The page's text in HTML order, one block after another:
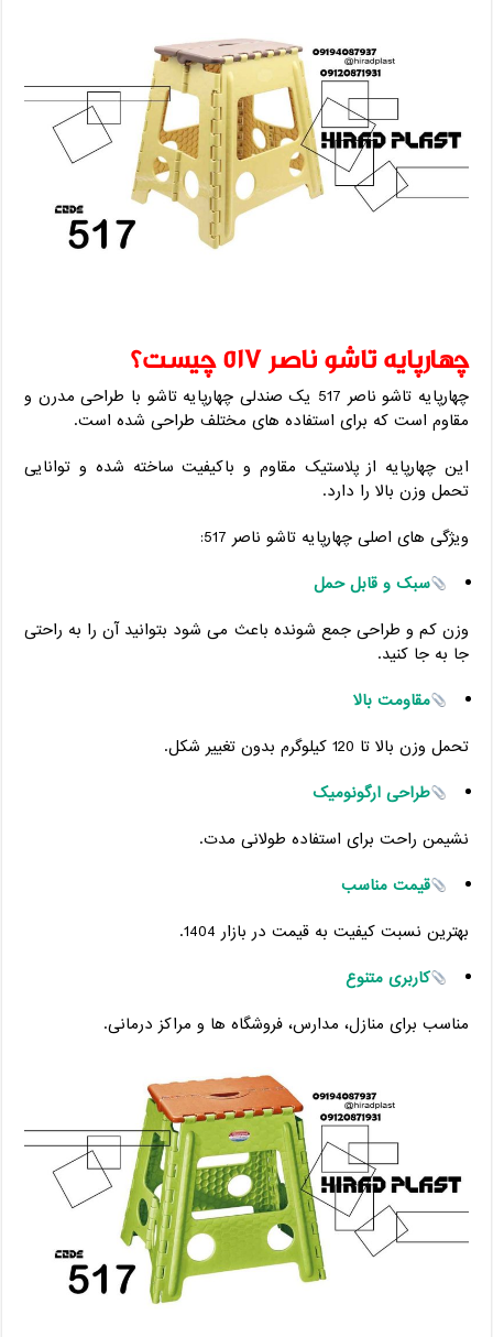
چهارپایه تاشو ناصر 517 چیست؟
چهارپایه تاشو ناصر 517 یک صندلی چهارپایه تاشو با طراحی مدرن و
مقاوم است که برای استفاده ‌های مختلف طراحی شده است.
این چهارپایه از پلاستیک مقاوم و باکیفیت ساخته شده و توانایی
تحمل وزن بالا را دارد.
ویژگی ‌های اصلی چهارپایه تاشو ناصر 517:
سبک و قابل حمل
وزن کم و طراحی جمع ‌شونده باعث می ‌شود بتوانید آن را به راحتی
جا به ‌جا کنید.
مقاومت بالا
تحمل وزن بالا تا 120 کیلوگرم بدون تغییر شکل.
طراحی ارگونومیک
نشیمن راحت برای استفاده طولانی مدت.
قیمت مناسب
بهترین نسبت کیفیت به قیمت در بازار 1404.
کاربری متنوع
مناسب برای منازل، مدارس، فروشگاه‌ ها و مراکز درمانی.